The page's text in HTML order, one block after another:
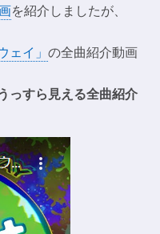
を紹介しましたが、
ェイ」 の全曲紹介動画
っすら見える全曲紹介